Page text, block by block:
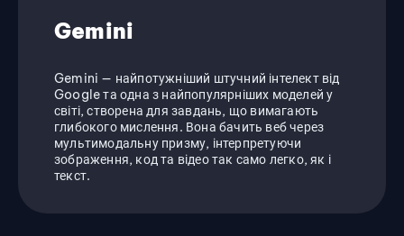
Gemini
Gemini — найпотужніший штучний інтелект від
Google та одна з найпопулярніших моделей у
світі, створена для завдань, що вимагають
глибокого мислення. Вона бачить веб через
мультимодальну призму, інтерпретуючи
зображення, код та відео так само легко, як і
текст.